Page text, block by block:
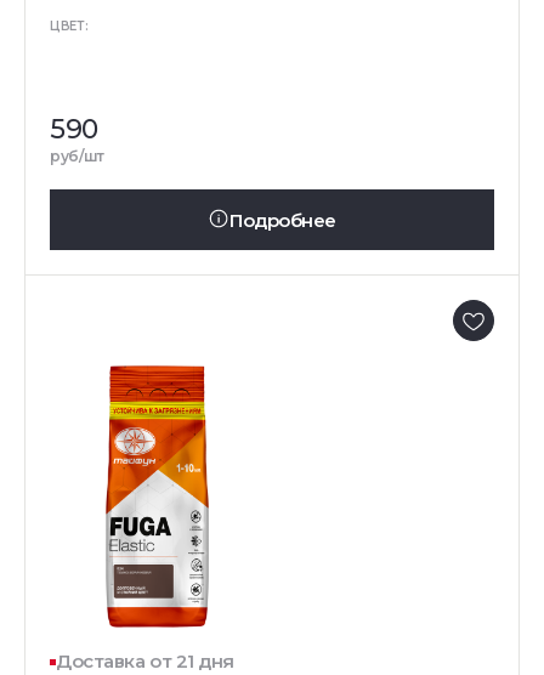
ЦВЕТ:
590
руб/шт
Подробнее
Доставка от 21 дня